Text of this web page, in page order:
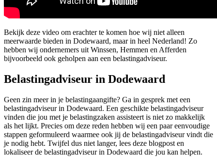
Bekijk deze video om erachter te komen hoe wij niet alleen
meerwaarde bieden in Dodewaard, maar in heel Nederland! Zo
hebben wij ondernemers uit Winssen, Hemmen en Afferden
bijvoorbeeld ook geholpen aan een belastingadviseur.
Belastingadviseur in Dodewaard
Geen zin meer in je belastingaangifte? Ga in gesprek met een
belastingadviseur in Dodewaard. Een geschikte belastingadviseur
vinden die jou met je belastingzaken assisteert is niet zo makkelijk
als het lijkt. Precies om deze reden hebben wij een paar eenvoudige
stappen geformuleerd waarmee ook jij de belastingadviseur vindt die
je nodig hebt. Twijfel dus niet langer, lees deze blogpost en
lokaliseer de belastingadviseur in Dodewaard die jou kan helpen.